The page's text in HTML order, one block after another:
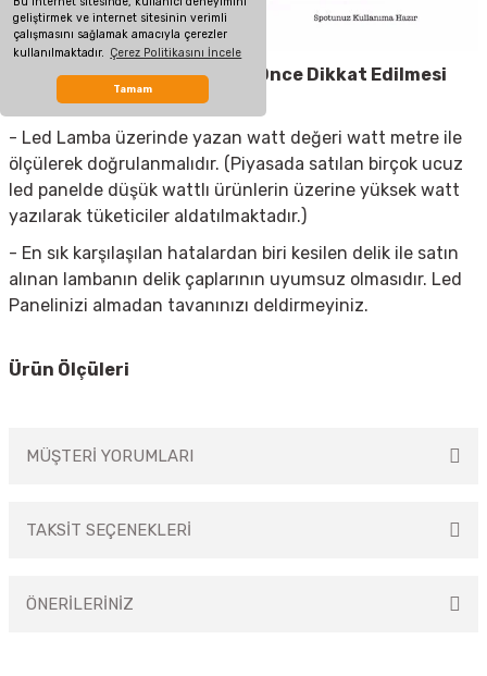
geliştirmek ve internet sitesinin verimli
çalışmasını sağlamak amacıyla çerezler
kullanılmaktadır. Çerez Politikasını İncele
Tamam
Led Spot ArmatürAlmadan Önce Dikkat Edilmesi
Gerekenler
- Led Lamba üzerinde yazan watt değeri watt metre ile
ölçülerek doğrulanmalıdır. (Piyasada satılan birçok ucuz
led panelde düşük wattlı ürünlerin üzerine yüksek watt
yazılarak tüketiciler aldatılmaktadır.)
- En sık karşılaşılan hatalardan biri kesilen delik ile satın
alınan lambanın delik çaplarının uyumsuz olmasıdır. Led
Panelinizi almadan tavanınızı deldirmeyiniz.
Ürün Ölçüleri
MÜŞTERİ YORUMLARI
TAKSİT SEÇENEKLERİ
ÖNERİLERİNİZ